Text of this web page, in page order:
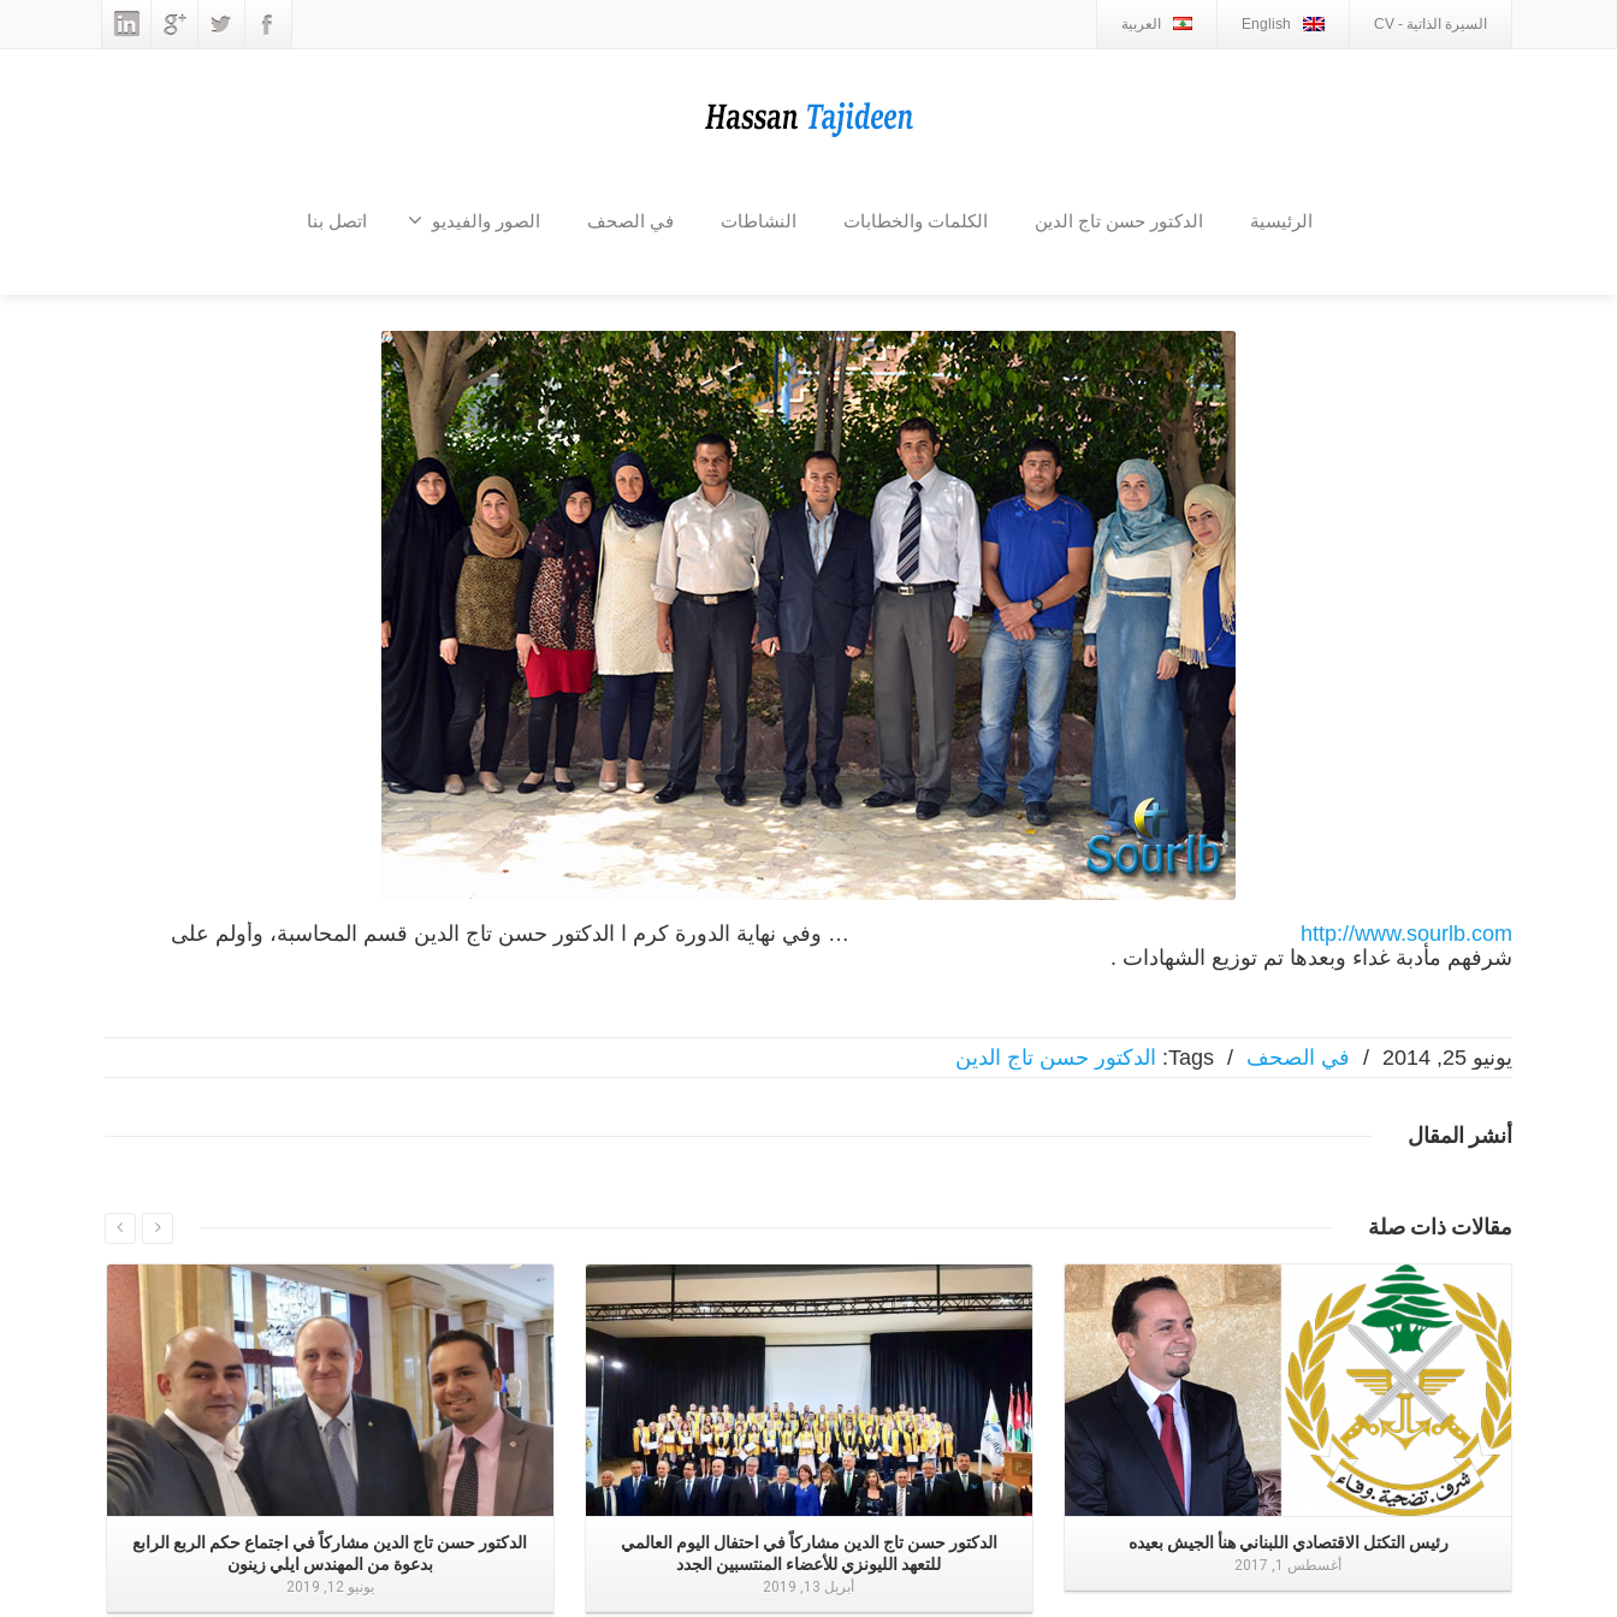
العربية English السيرة الذاتية - CV
الرئيسية الدكتور حسن تاج الدين الكلمات والخطابات النشاطات في الصحف الصور والفيديو اتصل بنا
http://www.sourlb.com … وفي نهاية الدورة كرم ا الدكتور حسن تاج الدين قسم المحاسبة، وأولم على
شرفهم مأدبة غداء وبعدها تم توزيع الشهادات .
يونيو 25, 2014 / في الصحف /
Tags: الدكتور حسن تاج الدين
أنشر المقال
مقالات ذات صلة
الدكتور حسن تاج الدين مشاركاً في اجتماع حكم الربع الرابع
بدعوة من المهندس ايلي زينون
يونيو 12, 2019
الدكتور حسن تاج الدين مشاركاً في احتفال اليوم العالمي
للتعهد الليونزي للأعضاء المنتسبين الجدد
أبريل 13, 2019
رئيس التكتل الاقتصادي اللبناني هنأ الجيش بعيده
أغسطس 1, 2017